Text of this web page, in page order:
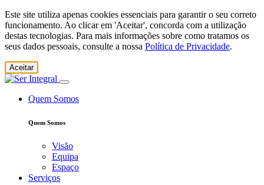
Este site utiliza apenas cookies essenciais para garantir o seu correto
funcionamento. Ao clicar em 'Aceitar', concorda com a utilização
destas tecnologias. Para mais informações sobre como tratamos os
seus dados pessoais, consulte a nossa Política de Privacidade.
Aceitar
Quem Somos
Quem Somos
Visão
Equipa
Espaço
Serviços